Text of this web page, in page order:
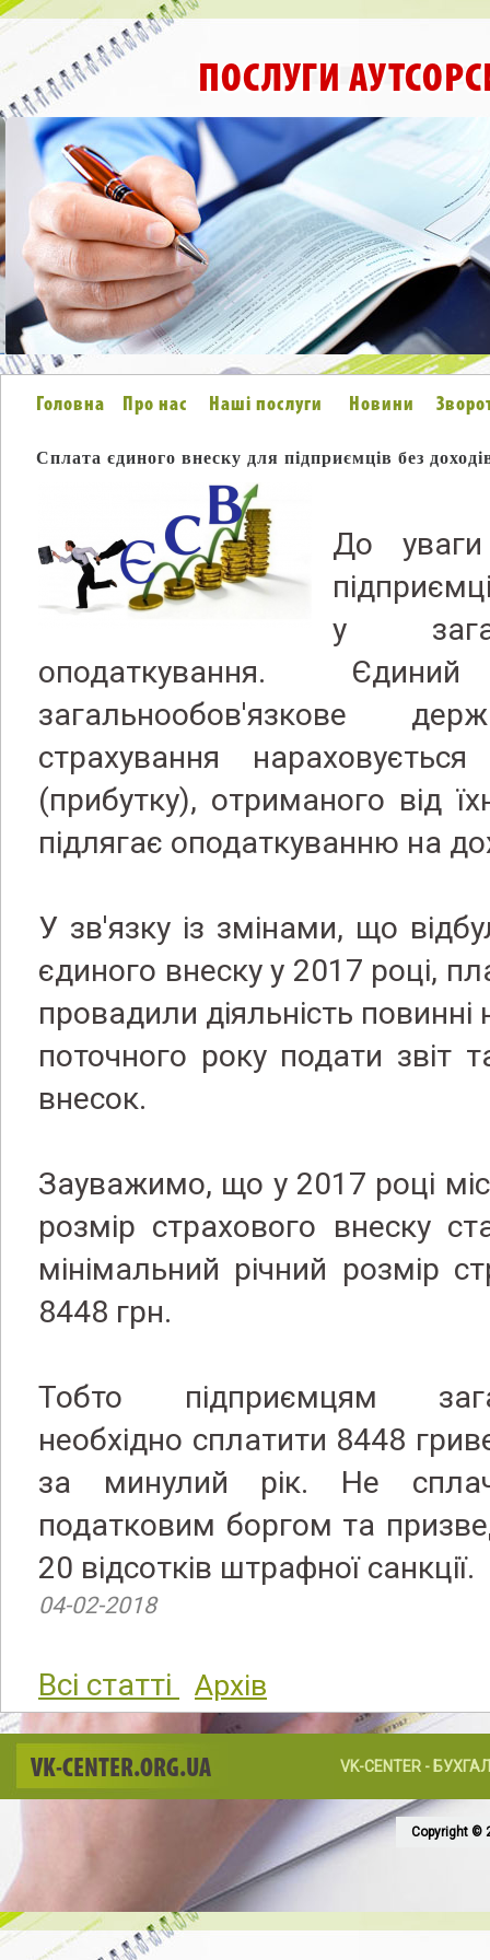
ПОСЛУГИ
Головна Про нас Наші послуги Новини
Сплата єдиного внеску для підприємців без
До
у
оподаткування.
загальнообов'язкове
страхування
(прибутку), отриманого від
підлягає оподаткуванню на
У зв'язку із змінами, що
єдиного внеску у 2017 році,
провадили діяльність повинні
поточного року подати звіт
внесок.
Зауважимо, що у 2017 році
розмір страхового внеску
мінімальний річний розмір
8448 грн.
Тобто підприємцям
необхідно сплатити 8448
за минулий рік. Не
податковим боргом та
20 відсотків штрафної санкції.
04-02-2018
Всі статті Архів
VK-CENTER.ORG.UA VK-CENTER -
Copyright ©